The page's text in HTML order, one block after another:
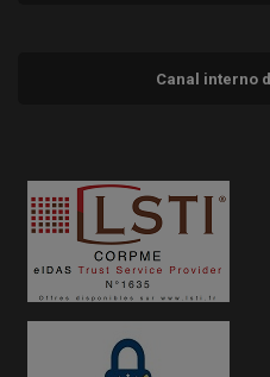
Canal interno